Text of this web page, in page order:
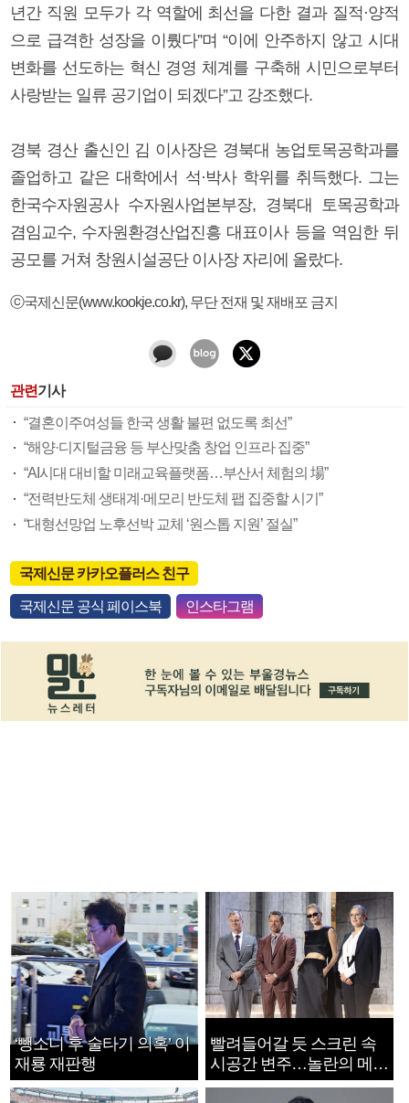
년간 직원 모두가 각 역할에 최선을 다한 결과 질적·양적
으로 급격한 성장을 이뤘다”며 “이에 안주하지 않고 시대
변화를 선도하는 혁신 경영 체계를 구축해 시민으로부터
사랑받는 일류 공기업이 되겠다”고 강조했다.
경북 경산 출신인 김 이사장은 경북대 농업토목공학과를
졸업하고 같은 대학에서 석·박사 학위를 취득했다. 그는
한국수자원공사 수자원사업본부장, 경북대 토목공학과
겸임교수, 수자원환경산업진흥 대표이사 등을 역임한 뒤
공모를 거쳐 창원시설공단 이사장 자리에 올랐다.
ⓒ국제신문(www.kookje.co.kr), 무단 전재 및 재배포 금지
관련기사
“결혼이주여성들 한국 생활 불편 없도록 최선”
“해양·디지털금융 등 부산맞춤 창업 인프라 집중”
“AI시대 대비할 미래교육플랫폼…부산서 체험의 場”
“전력반도체 생태계·메모리 반도체 팹 집중할 시기”
“대형선망업 노후선박 교체 ‘원스톱 지원’ 절실”
국제신문 카카오플러스 친구
국제신문 공식 페이스북 인스타그램
‘뺑소니 후 술타기 의혹’ 이
재룡 재판행
빨려들어갈 듯 스크린 속
시공간 변주…놀란의 메시
지는 ‘전쟁 속죄’